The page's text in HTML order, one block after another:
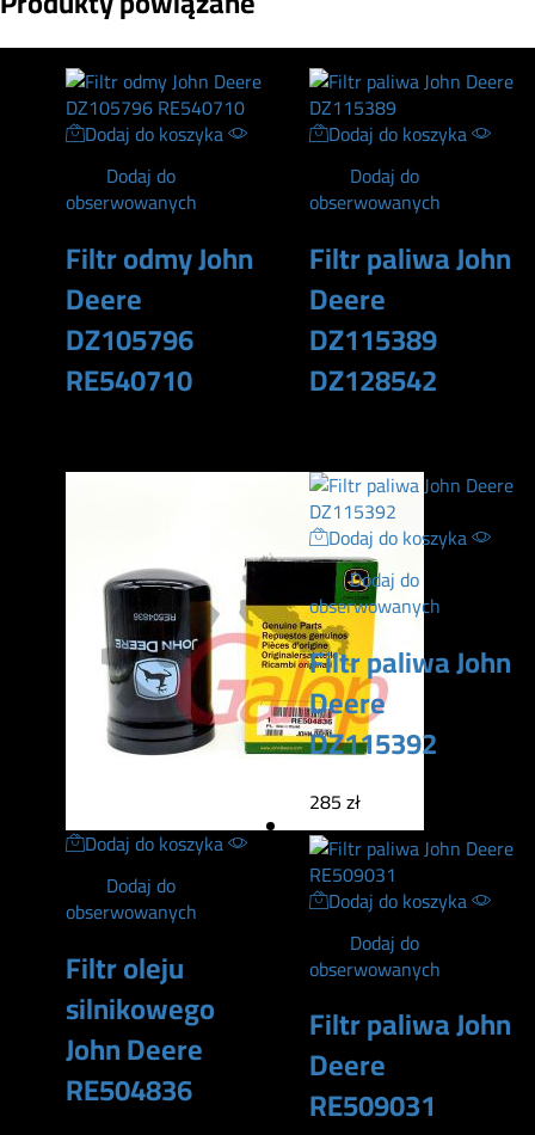
Dodaj do koszyka
Dodaj do
obserwowanych
Filtr odmy John
Deere
DZ105796
RE540710
Dodaj do koszyka
Dodaj do
obserwowanych
Filtr paliwa John
Deere
DZ115389
DZ128542
Dodaj do koszyka
Dodaj do
obserwowanych
Filtr oleju
silnikowego
John Deere
RE504836
Dodaj do koszyka
Dodaj do
obserwowanych
Filtr paliwa John
Deere
DZ115392
285zł
Dodaj do koszyka
Dodaj do
obserwowanych
Filtr paliwa John
Deere
RE509031